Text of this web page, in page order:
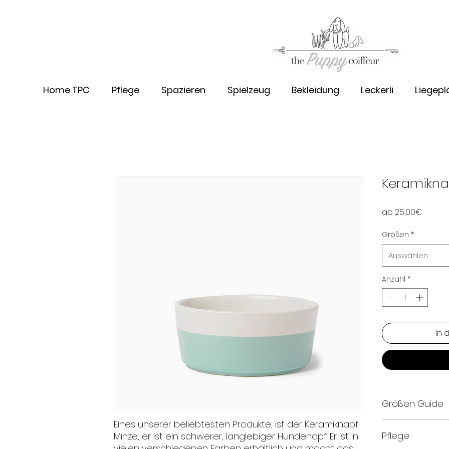
Home TPC Pflege Spazieren Spielzeug Bekleidung Leckerli
Eines unserer beliebtesten Produkte, ist der Keramiknapf
Minze, er ist ein schwerer, langlebiger Hundenapf. Er ist in
ab 25,00€
Größen *
Auswählen
Anzahl *
In
Größen Guide
Medium: 7 Cm
Pflege